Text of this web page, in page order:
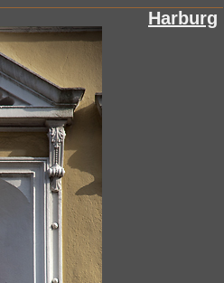
Harburg